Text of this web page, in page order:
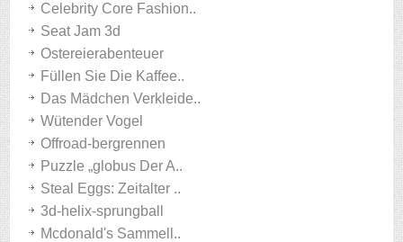
Celebrity Core Fashion..
Seat Jam 3d
Ostereierabenteuer
Füllen Sie Die Kaffee..
Das Mädchen Verkleide..
Wütender Vogel
Offroad-bergrennen
Puzzle „globus Der A..
Steal Eggs: Zeitalter ..
3d-helix-sprungball
Mcdonald's Sammell..